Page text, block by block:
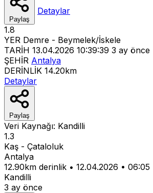
Paylaş
Detaylar
1.8
YER Demre - Beymelek/İskele
TARİH 13.04.2026 10:39:39 3 ay önce
ŞEHİR Antalya
DERİNLİK 14.20km
Detaylar
Paylaş
Veri Kaynağı: Kandilli
1.3
Kaş - Çataloluk
Antalya
12.90km derinlik • 12.04.2026 • 06:05
Kandilli
3 ay önce